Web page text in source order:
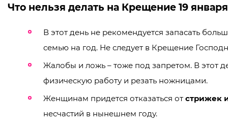
Что нельзя делать на Крещение 19
В этот день не рекомендуется запасать
семью на год. Не следует в Крещение
Жалобы и ложь – тоже под запретом. В этот
физическую работу и резать ножницами.
Женщинам придется отказаться от стрижек
несчастий в нынешнем году.